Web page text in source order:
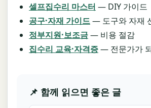
셀프집수리 마스터 — DIY 가이드
공구·자재 가이드— 도구와 자재
정부지원·보조금— 비용 절감
집수리 교육·자격증— 전문가가
📌 함께 읽으면 좋은 글